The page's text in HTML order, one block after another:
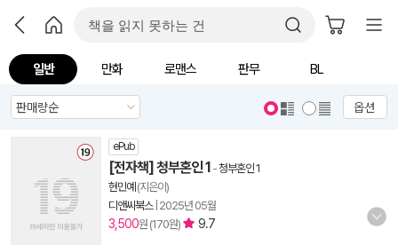
일반 만화 로맨스 판무 BL
옵션
ePub
[전자책] 청부혼인 1 -청부혼인 1
현민예 (지은이)
디앤씨북스| 2025년 05월
3,500원 (170원) 9.7